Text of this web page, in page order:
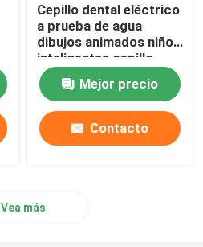
Cepillo dental eléctrico
a prueba de agua
dibujos animados niños
inteligentes cepillo
dental automático
cepillo dentalMejor precio
Contacto
Vea más